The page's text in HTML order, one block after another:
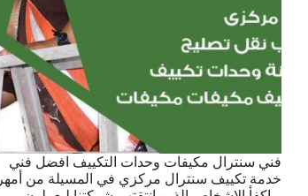
فني سنترال مكيفات وحدات التكييف افضل فني
خدمة تكييف سنترال مركزي في المسيلة من أمهر